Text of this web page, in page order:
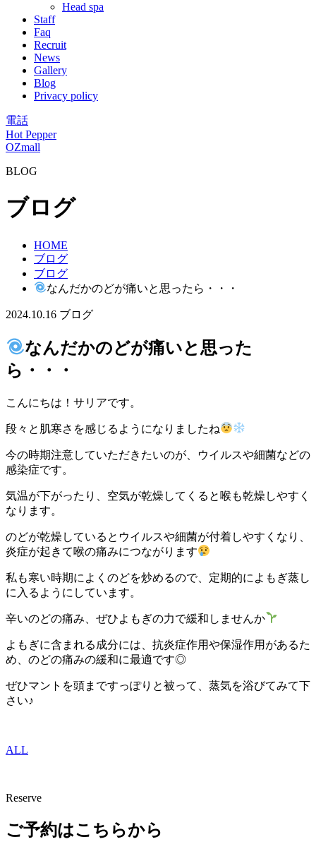
Head spa
Staff
Faq
Recruit
News
Gallery
Blog
Privacy policy
電話
Hot Pepper
OZmall
BLOG
ブログ
HOME
ブログ
ブログ
なんだかのどが痛いと思ったら・・・
2024.10.16 ブログ
なんだかのどが痛いと思った
ら・・・
こんにちは！サリアです。
段々と肌寒さを感じるようになりましたね
今の時期注意していただきたいのが、ウイルスや細菌などの
感染症です。
気温が下がったり、空気が乾燥してくると喉も乾燥しやすく
なります。
のどが乾燥しているとウイルスや細菌が付着しやすくなり、
炎症が起きて喉の痛みにつながります
私も寒い時期によくのどを炒めるので、定期的によもぎ蒸し
に入るようにしています。
辛いのどの痛み、ぜひよもぎの力で緩和しませんか
よもぎに含まれる成分には、抗炎症作用や保湿作用があるた
め、のどの痛みの緩和に最適です◎
ぜひマントを頭まですっぽりと被って、蒸気を浴びてみて下
さい♪
ALL
Reserve
ご予約はこちらから